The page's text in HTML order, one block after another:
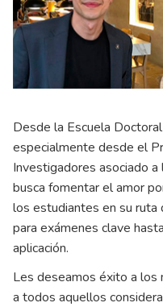
Desde la Escuela
especialmente desde el
Investigadores asociado
busca fomentar el amor
los estudiantes en su ruta
para exámenes clave
aplicación.
Les deseamos éxito a los
a todos aquellos